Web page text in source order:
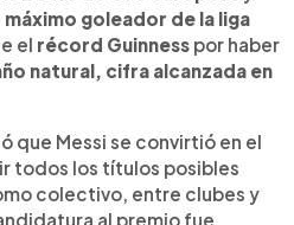
goleador de la liga
el récord Guinness por haber
natural, cifra alcanzada en
que Messi se convirtió en el
todos los títulos posibles
colectivo, entre clubes y
al premio fue